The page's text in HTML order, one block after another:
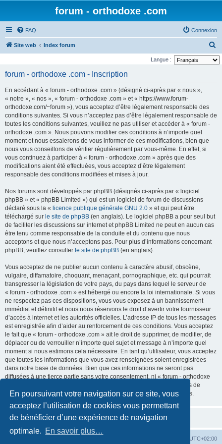
En poursuivant votre navigation sur ce site, vous
acceptez l’utilisation de cookies vous permettant
de bénéficier d’une expérience de navigation
optimale. En savoir plus…
forum - orthodoxe .com
FAQ Connexion
Site web Index forum
e
Langue :
forum - orthodoxe .com - Inscription
En accédant à « forum - orthodoxe .com » (désigné ci-après par « nous »,
« notre », « nos », « forum - orthodoxe .com » et « https://www.forum-
orthodoxe.com/~forum »), vous acceptez d’être légalement responsable des
conditions suivantes. Si vous n’acceptez pas d’être légalement responsable de
toutes les conditions suivantes, veuillez ne pas utiliser et accéder à « forum -
orthodoxe .com ». Nous pouvons modifier ces conditions à n’importe quel
moment et nous essaierons de vous informer de ces modifications, bien que
nous vous conseillons de vérifier régulièrement par vous-même. En effet, si
vous continuez à participer à « forum - orthodoxe .com » après que des
modifications aient été effectuées, vous acceptez d’être légalement
responsable des conditions modifiées et mises à jour.
Nos forums sont développés par phpBB (désignés ci-après par « logiciel
phpBB » et « phpBB Limited ») qui est un logiciel de forum de discussions
déclaré sous la « licence publique générale GNU 2.0 » et qui peut être
téléchargé sur le site de phpBB (en anglais). Le logiciel phpBB a pour seul but
de faciliter les discussions sur internet et phpBB Limited ne peut en aucun cas
être tenu comme responsable de la conduite et du contenu que nous
acceptons et que nous n’acceptons pas. Pour plus d’informations concernant
phpBB, veuillez consulter le site de phpBB (en anglais).
Vous acceptez de ne publier aucun contenu à caractère abusif, obscène,
vulgaire, diffamatoire, choquant, menaçant, pornographique, etc. qui pourrait
transgresser la législation de votre pays, du pays dans lequel le serveur de
« forum - orthodoxe .com » est hébergé ou encore la loi internationale. Si vous
ne respectez pas ces dispositions, vous vous exposez à un bannissement
immédiat et définitif et nous nous réservons le droit d’avertir votre fournisseur
d’accès à internet et les autorités officielles. L’adresse IP de tous les messages
est enregistrée afin d’aider au renforcement de ces conditions. Vous acceptez
le fait que « forum - orthodoxe .com » ait le droit de supprimer, de modifier, de
déplacer ou de verrouiller n’importe quel sujet et message à n’importe quel
moment si nous estimons cela nécessaire. En tant qu’utilisateur, vous acceptez
que toutes les informations que vous avez renseignées soient enregistrées
dans notre base de données. Bien que ces informations ne seront pas
diffusées à une tierce partie sans votre consentement, ni « forum - orthodoxe
.com », ni phpBB, ne pourront être tenus comme responsables en cas de
tentative de piratage informatique visant à compromettre vos données.
UTC+02:00